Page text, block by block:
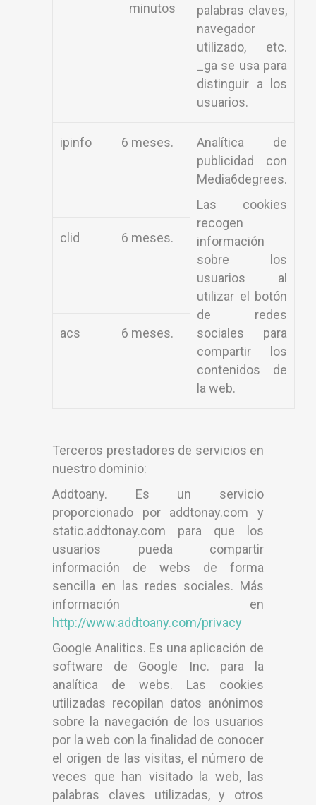
palabras claves,
navegador
utilizado, etc.
_ga se usa para
distinguir a los
usuarios.
minutos
ipinfo 6 meses.
Analítica de
publicidad con
Media6degrees.
Las cookies
recogen
información
sobre los
usuarios al
utilizar el botón
de redes
sociales para
compartir los
contenidos de
la web.
clid 6 meses.
acs 6 meses.
Terceros prestadores de servicios en
nuestro dominio:
Addtoany. Es un servicio
proporcionado por addtonay.com y
static.addtonay.com para que los
usuarios pueda compartir
información de webs de forma
sencilla en las redes sociales. Más
información en
http://www.addtoany.com/privacy
Google Analitics. Es una aplicación de
software de Google Inc. para la
analítica de webs. Las cookies
utilizadas recopilan datos anónimos
sobre la navegación de los usuarios
por la web con la finalidad de conocer
el origen de las visitas, el número de
veces que han visitado la web, las
palabras claves utilizadas, y otros